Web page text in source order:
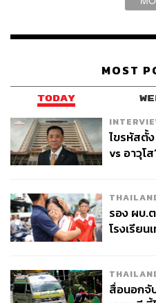
บัณฑูร ล่ำซำ ประธานกิ
ฟื้นตัวจากวิกฤต: เพิ่มองค์ควา
สมอง
หลังวิกฤตโควิด-19 ประเทศไท
เรียนรู้ว่าอะไรๆ ก็ไม่แน่นอน อ
ระบบเศรษฐกิจตอนนี้
MOST
TODAY
ไขรหัสตั้
vs อาวุโ
รอง ผบ.
โรงเรีย
สื่อนอกจั